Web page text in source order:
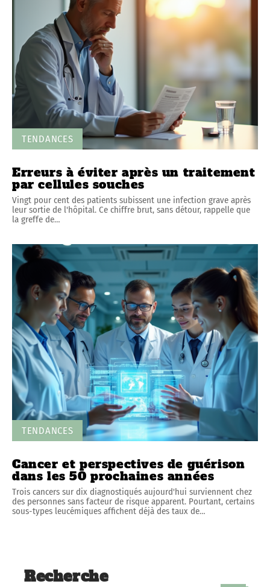
TENDANCES
Erreurs à éviter après un traitement
par cellules souches
Vingt pour cent des patients subissent une infection grave après
leur sortie de l'hôpital. Ce chiffre brut, sans détour, rappelle que
la greffe de…
TENDANCES
Cancer et perspectives de guérison
dans les 50 prochaines années
Trois cancers sur dix diagnostiqués aujourd'hui surviennent chez
des personnes sans facteur de risque apparent. Pourtant, certains
sous-types leucémiques affichent déjà des taux de…
Recherche